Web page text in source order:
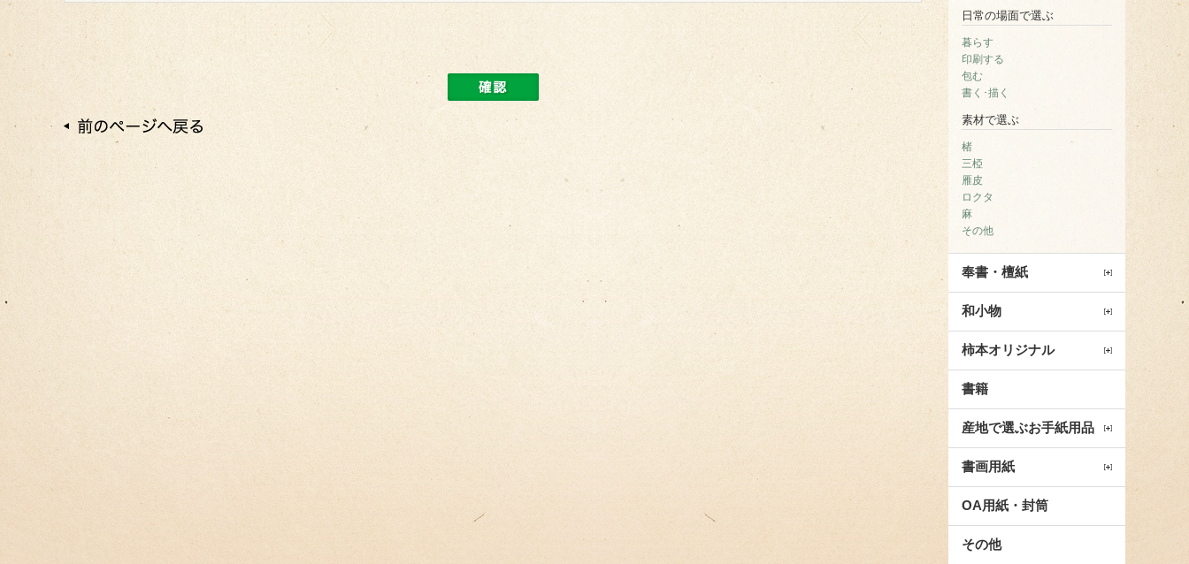
日常の場面で選ぶ
暮らす
印刷する
包む
書く･描く
素材で選ぶ
楮
三椏
雁皮
ロクタ
麻
その他
奉書・檀紙
和小物
柿本オリジナル
書籍
産地で選ぶお手紙用品
書画用紙
OA用紙・封筒
その他